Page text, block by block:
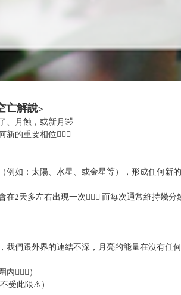
亡解說>
、月蝕，或新月🤣
的重要相位💁🏻‍♀️
如：太陽、水星、或金星等），形成任何新
2天多左右出現一次🙆🏻‍♀️ 而每次通常維持幾分
們跟外界的連結不深，月亮的能量在沒有任
🙇🏻‍♀️）